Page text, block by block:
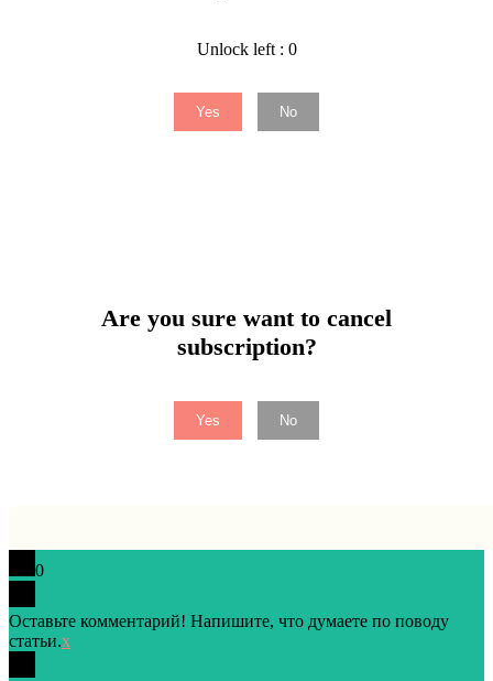
Unlock left : 0
Yes No
Are you sure want to cancel
subscription?
Yes No
0
Оставьте комментарий! Напишите, что думаете по поводу
статьи.x